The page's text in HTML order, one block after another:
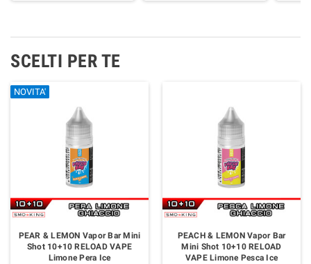
SCELTI PER TE
NOVITA'
PEAR & LEMON Vapor Bar Mini
Shot 10+10 RELOAD VAPE
Limone Pera Ice
NOVITA'
PEACH & LEMON Vapor Bar
Mini Shot 10+10 RELOAD
VAPE Limone Pesca Ice
NOVITA'
NOVITA'
NOVITA'
NOVITA'